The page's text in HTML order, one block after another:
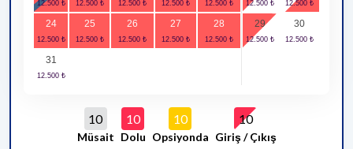
24 25 26 27 28 29 30
31
10
Müsait
10
Dolu
10
Opsiyonda
10
Giriş / Çıkış